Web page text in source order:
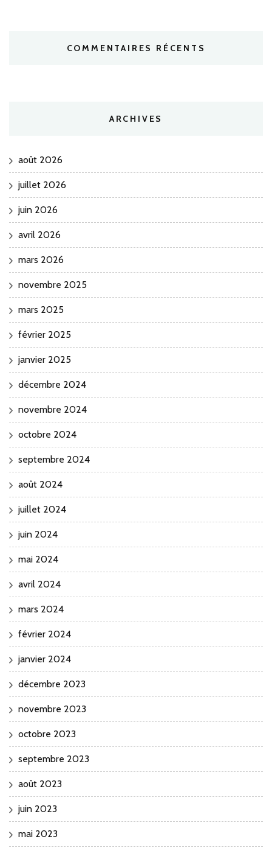
COMMENTAIRES RÉCENTS
ARCHIVES
août 2026
juillet 2026
juin 2026
avril 2026
mars 2026
novembre 2025
mars 2025
février 2025
janvier 2025
décembre 2024
novembre 2024
octobre 2024
septembre 2024
août 2024
juillet 2024
juin 2024
mai 2024
avril 2024
mars 2024
février 2024
janvier 2024
décembre 2023
novembre 2023
octobre 2023
septembre 2023
août 2023
juin 2023
mai 2023